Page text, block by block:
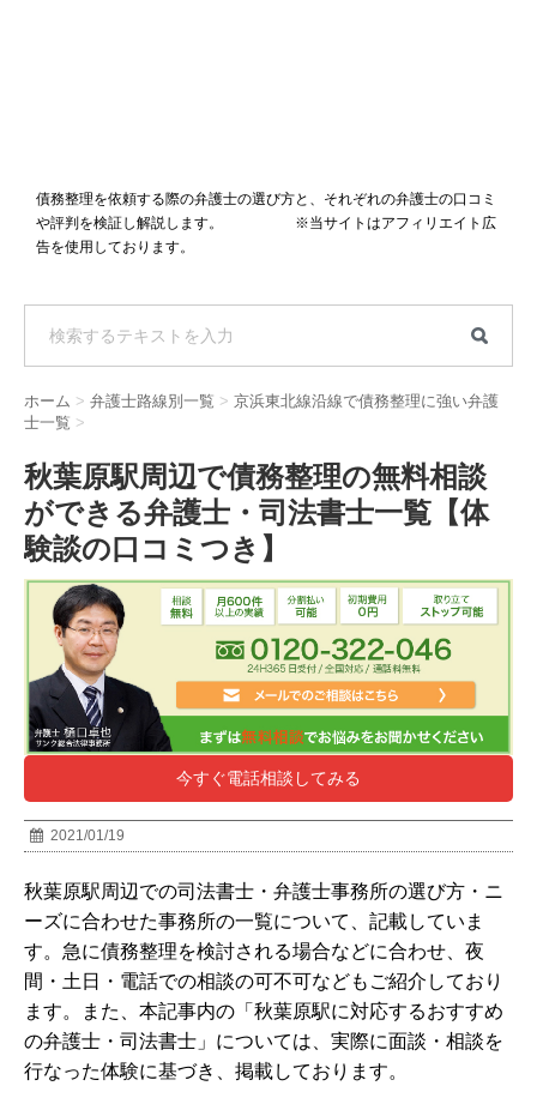
債務整理を依頼する際の弁護士の選び方と、それぞれの弁護士の口コミ
や評判を検証し解説します。 ※当サイトはアフィリエイト広
告を使用しております。
ホーム > 弁護士路線別一覧 > 京浜東北線沿線で債務整理に強い弁護
士一覧 >
秋葉原駅周辺で債務整理の無料相談
ができる弁護士・司法書士一覧【体
験談の口コミつき】
今すぐ電話相談してみる
2021/01/19
秋葉原駅周辺での司法書士・弁護士事務所の選び方・ニ
ーズに合わせた事務所の一覧について、記載していま
す。急に債務整理を検討される場合などに合わせ、夜
間・土日・電話での相談の可不可などもご紹介しており
ます。また、本記事内の「秋葉原駅に対応するおすすめ
の弁護士・司法書士」については、実際に面談・相談を
行なった体験に基づき、掲載しております。